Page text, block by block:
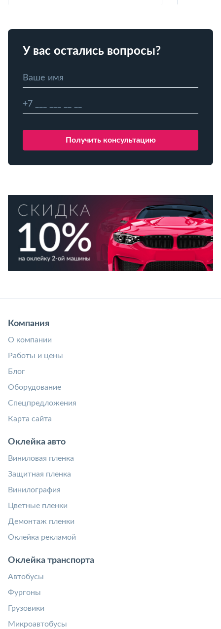
У вас остались вопросы?
Компания
О компании
Работы и цены
Блог
Оборудование
Спецпредложения
Карта сайта
Оклейка авто
Виниловая пленка
Защитная пленка
Винилография
Цветные пленки
Демонтаж пленки
Оклейка рекламой
Оклейка транспорта
Автобусы
Фургоны
Грузовики
Микроавтобусы